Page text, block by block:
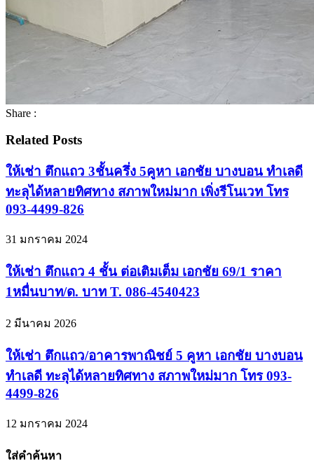
Share :
Related Posts
ให้เช่า ตึกแถว 3ชั้นครึ่ง 5คูหา เอกชัย บางบอน ทำเลดี
ทะลุได้หลายทิศทาง สภาพใหม่มาก เพิ่งรีโนเวท โทร
093-4499-826
31 มกราคม 2024
ให้เช่า ตึกแถว 4 ชั้น ต่อเติมเต็ม เอกชัย 69/1 ราคา
1หมื่นบาท/ด. บาท T. 086-4540423
2 มีนาคม 2026
ให้เช่า ตึกแถว/อาคารพาณิชย์ 5 คูหา เอกชัย บางบอน
ทำเลดี ทะลุได้หลายทิศทาง สภาพใหม่มาก โทร 093-
4499-826
12 มกราคม 2024
ใส่คำค้นหา